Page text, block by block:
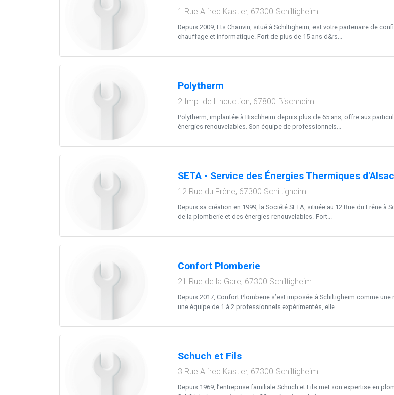
1 Rue Alfred Kastler, 67300 Schiltigheim
Depuis 2009, Ets Chauvin, situé à Schiltigheim, est votre partenaire de
chauffage et informatique. Fort de plus de 15 ans d&rs...
Polytherm
2 Imp. de l'Induction, 67800 Bischheim
Polytherm, implantée à Bischheim depuis plus de 65 ans, offre aux
énergies renouvelables. Son équipe de professionnels...
SETA - Service des Énergies Thermiques
12 Rue du Frêne, 67300 Schiltigheim
Depuis sa création en 1999, la Société SETA, située au 12 Rue du Frêne
de la plomberie et des énergies renouvelables. Fort...
Confort Plomberie
21 Rue de la Gare, 67300 Schiltigheim
Depuis 2017, Confort Plomberie s’est imposée à Schiltigheim comme
une équipe de 1 à 2 professionnels expérimentés, elle...
Schuch et Fils
3 Rue Alfred Kastler, 67300 Schiltigheim
Depuis 1969, l’entreprise familiale Schuch et Fils met son expertise en